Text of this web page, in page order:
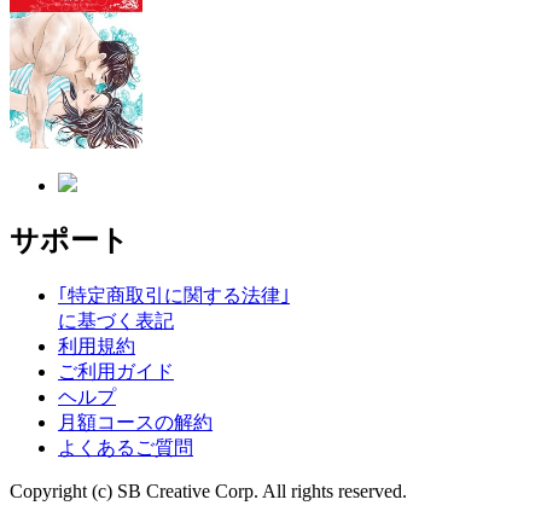
サポート
｢特定商取引に関する法律｣
に基づく表記
利用規約
ご利用ガイド
ヘルプ
月額コースの解約
よくあるご質問
Copyright (c) SB Creative Corp. All rights reserved.